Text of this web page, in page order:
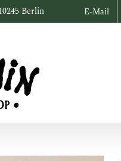
Berlin E-Mail